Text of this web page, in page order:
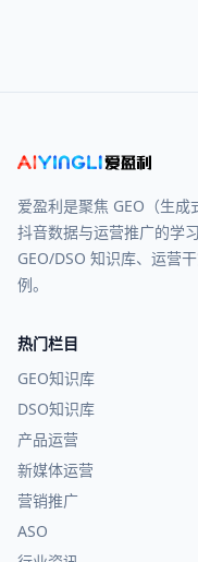
爱盈利是聚焦 GEO（生成
抖音数据与运营推广的学
GEO/DSO 知识库、运营
例。
热门栏目
GEO知识库
DSO知识库
产品运营
新媒体运营
营销推广
ASO